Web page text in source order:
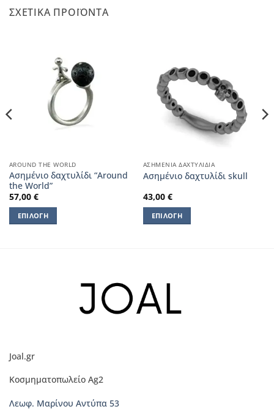
ΣΧΕΤΙΚΆ ΠΡΟΪΌΝΤΑ
AROUND THE WORLD
Ασημένιο δαχτυλίδι “Around
the World”
57,00 €
ΕΠΙΛΟΓΉ
επιλεγούν
σελίδα
προϊόντος
ΑΣΗΜΈΝΙΑ ΔΑΧΤΥΛΊΔΙΑ
Ασημένιο δαχτυλίδι skull
43,00 €
ΕΠΙΛΟΓΉ
πολλαπλές
παραλλαγές.
Οι
Joal.gr
Κοσμηματοπωλείο Ag2
Λεωφ. Μαρίνου Αντύπα 53